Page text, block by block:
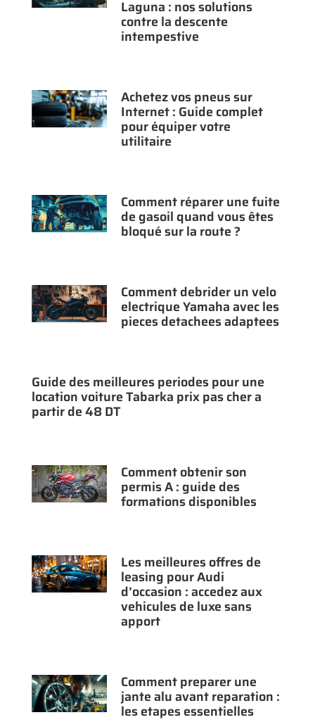
Laguna : nos solutions
contre la descente
intempestive
Achetez vos pneus sur
Internet : Guide complet
pour équiper votre
utilitaire
Comment réparer une fuite
de gasoil quand vous êtes
bloqué sur la route ?
Comment debrider un velo
electrique Yamaha avec les
pieces detachees adaptees
Guide des meilleures periodes pour une
location voiture Tabarka prix pas cher a
partir de 48 DT
Comment obtenir son
permis A : guide des
formations disponibles
Les meilleures offres de
leasing pour Audi
d’occasion : accedez aux
vehicules de luxe sans
apport
Comment preparer une
jante alu avant reparation :
les etapes essentielles